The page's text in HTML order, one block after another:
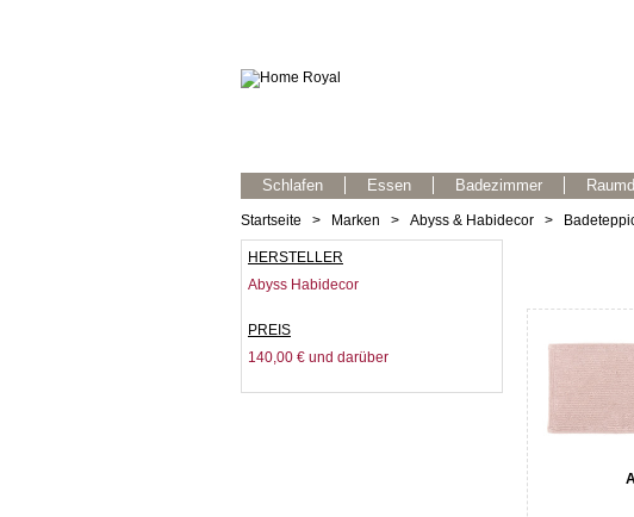
Schlafen Essen Badezimmer
Startseite > Marken > Abyss & Habidecor >
HERSTELLER
Abyss Habidecor
PREIS
140,00 € und darüber